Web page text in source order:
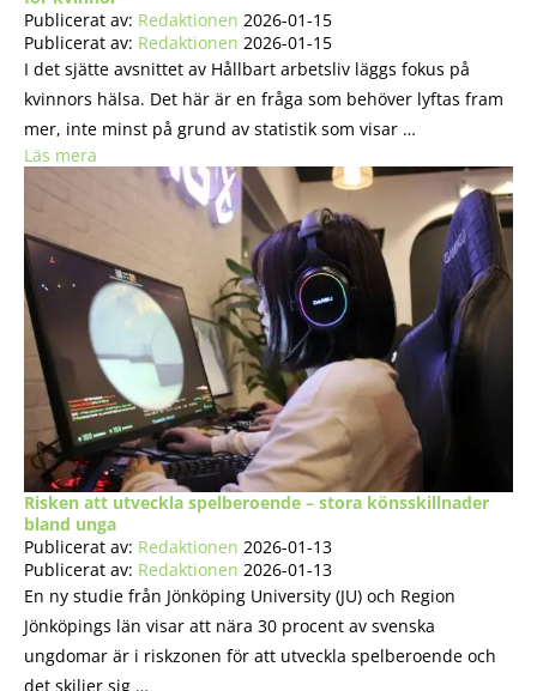
Publicerat av: Redaktionen 2026-01-15
Publicerat av: Redaktionen 2026-01-15
I det sjätte avsnittet av Hållbart arbetsliv läggs fokus på
kvinnors hälsa. Det här är en fråga som behöver lyftas fram
mer, inte minst på grund av statistik som visar …
Läs mera
Risken att utveckla spelberoende – stora könsskillnader
bland unga
Publicerat av: Redaktionen 2026-01-13
Publicerat av: Redaktionen 2026-01-13
En ny studie från Jönköping University (JU) och Region
Jönköpings län visar att nära 30 procent av svenska
ungdomar är i riskzonen för att utveckla spelberoende och
det skiljer sig …